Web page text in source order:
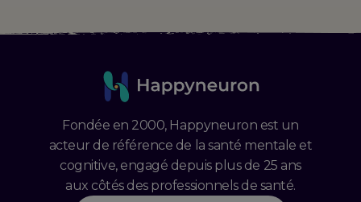
Fondée en 2000, Happyneuron est un
acteur de référence de la santé mentale et
cognitive, engagé depuis plus de 25 ans
aux côtés des professionnels de santé.